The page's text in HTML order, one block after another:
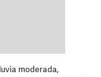
moderada,